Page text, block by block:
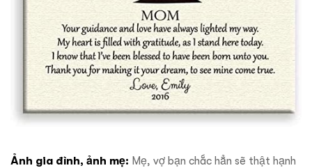
Ảnh gia đình, ảnh mẹ: Mẹ, vợ bạn chắc hẳn sẽ thật hạnh